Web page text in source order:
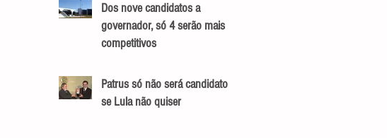
Dos nove candidatos a
governador, só 4 serão mais
competitivos
Patrus só não será candidato
se Lula não quiser